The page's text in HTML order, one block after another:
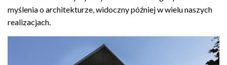
myślenia o architekturze, widoczny później w wielu naszych
realizacjach.